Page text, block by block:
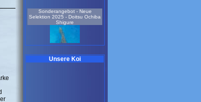
Sonderangebot - Neue
Selektion 2025 - Doitsu Ochiba
Shigure
Unsere Koi